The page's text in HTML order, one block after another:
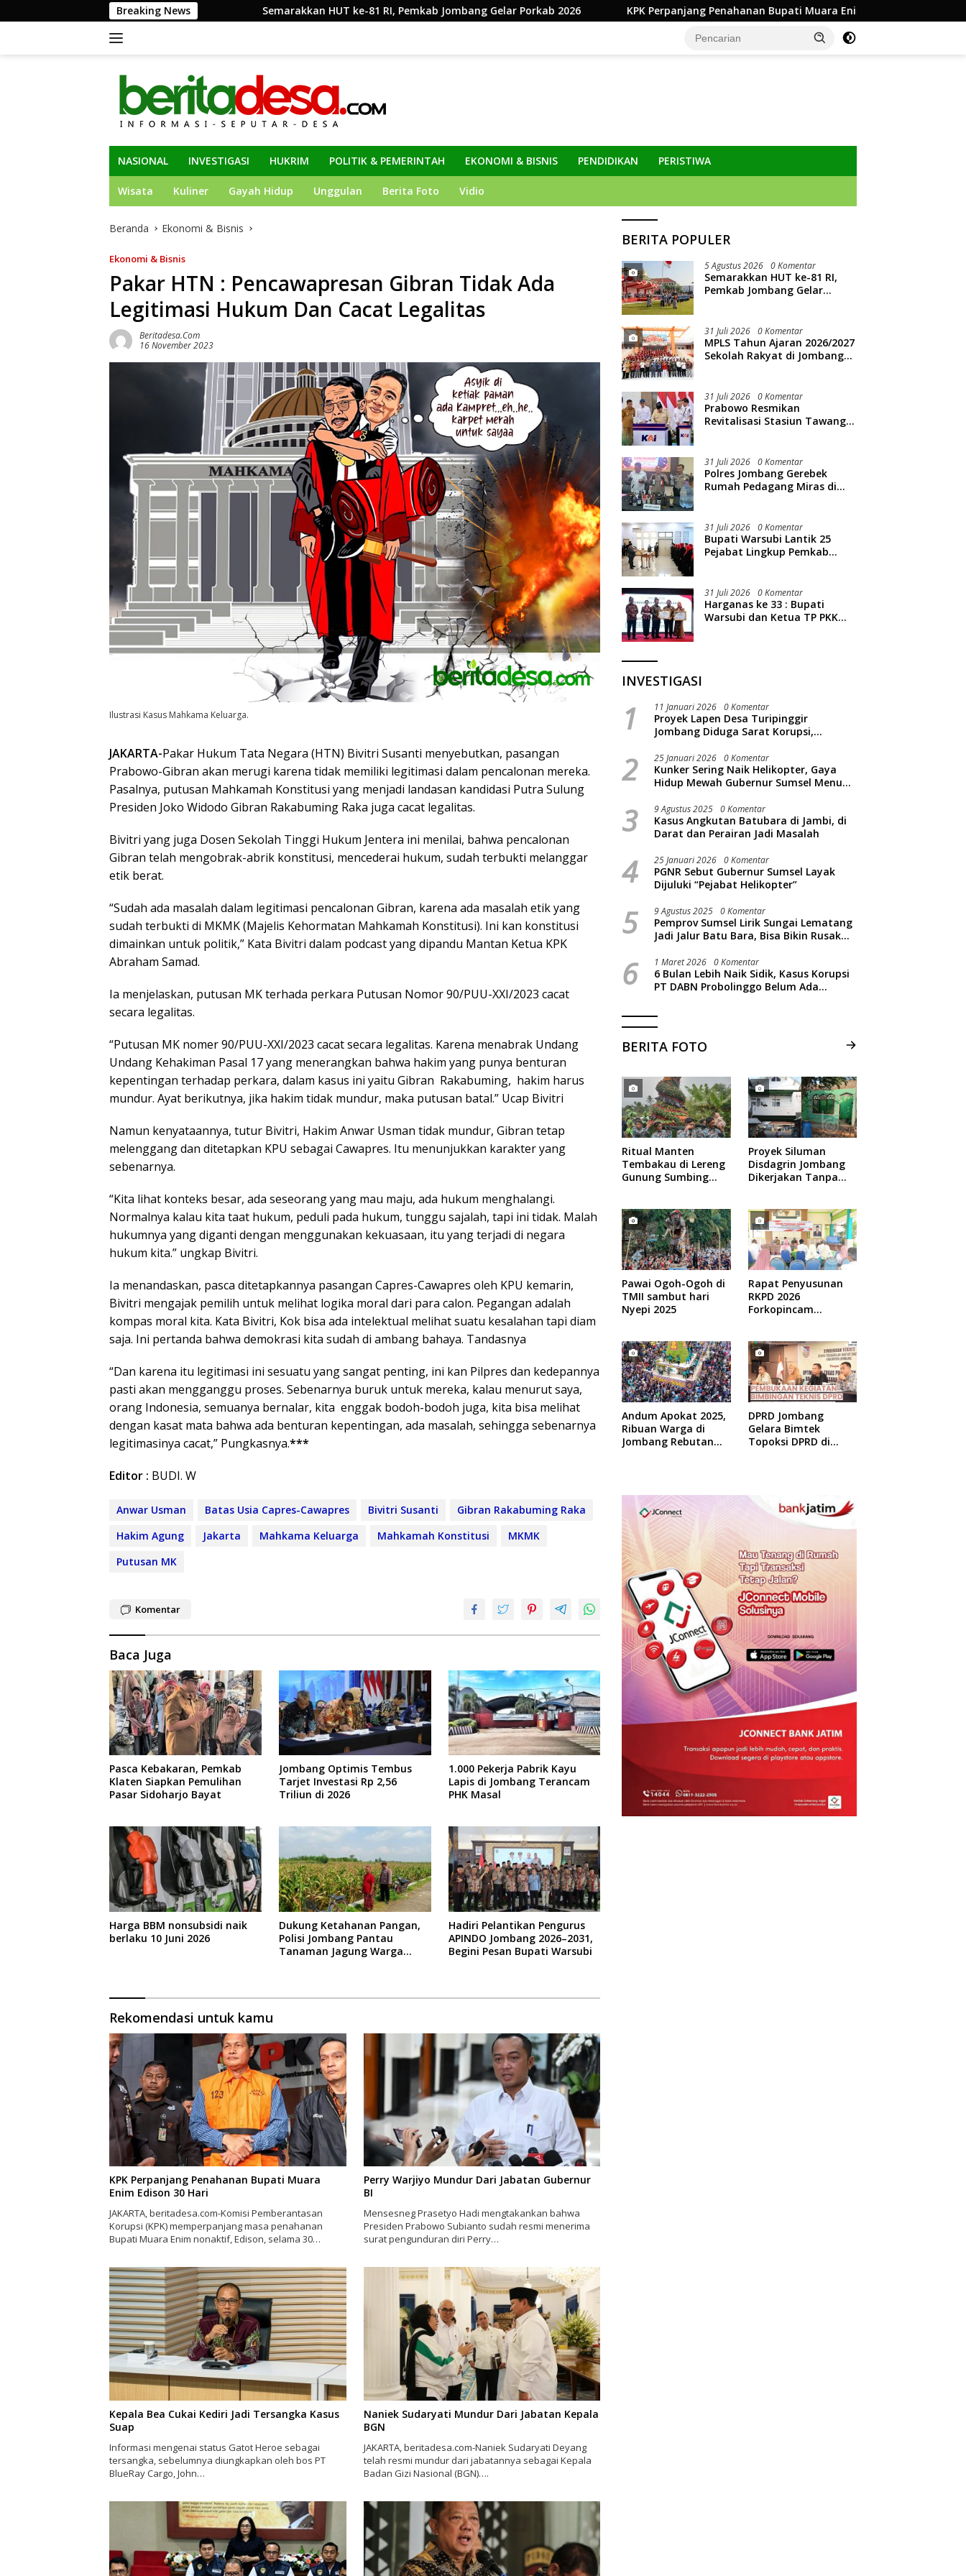
ke
Breaking News
Semarakkan HUT ke-81 RI, Pemkab Jombang Gelar Porkab 2026 KPK Perpanjang Penahanan Bupati Muara Enim Edison 30 Hari
NASIONAL INVESTIGASI HUKRIM POLITIK & PEMERINTAH EKONOMI & BISNIS PENDIDIKAN PERISTIWA
Wisata Kuliner Gayah Hidup Unggulan Berita Foto Vidio
Beranda Ekonomi & Bisnis
Ekonomi & Bisnis
Pakar HTN : Pencawapresan Gibran Tidak Ada
Legitimasi Hukum Dan Cacat Legalitas
Beritadesa.com
16 November 2023
Ilustrasi Kasus Mahkama Keluarga.
JAKARTA-Pakar Hukum Tata Negara (HTN) Bivitri Susanti menyebutkan, pasangan
Prabowo-Gibran akan merugi karena tidak memiliki legitimasi dalam pencalonan mereka.
Pasalnya, putusan Mahkamah Konstitusi yang menjadi landasan kandidasi Putra Sulung
Presiden Joko Widodo Gibran Rakabuming Raka juga cacat legalitas.
Bivitri yang juga Dosen Sekolah Tinggi Hukum Jentera ini menilai, bahwa pencalonan
Gibran telah mengobrak-abrik konstitusi, mencederai hukum, sudah terbukti melanggar
etik berat.
“Sudah ada masalah dalam legitimasi pencalonan Gibran, karena ada masalah etik yang
sudah terbukti di MKMK (Majelis Kehormatan Mahkamah Konstitusi). Ini kan konstitusi
dimainkan untuk politik,” Kata Bivitri dalam podcast yang dipandu Mantan Ketua KPK
Abraham Samad.
Ia menjelaskan, putusan MK terhada perkara Putusan Nomor 90/PUU-XXI/2023 cacat
secara legalitas.
“Putusan MK nomer 90/PUU-XXI/2023 cacat secara legalitas. Karena menabrak Undang
Undang Kehakiman Pasal 17 yang menerangkan bahwa hakim yang punya benturan
kepentingan terhadap perkara, dalam kasus ini yaitu Gibran Rakabuming, hakim harus
mundur. Ayat berikutnya, jika hakim tidak mundur, maka putusan batal.” Ucap Bivitri
Namun kenyataannya, tutur Bivitri, Hakim Anwar Usman tidak mundur, Gibran tetap
melenggang dan ditetapkan KPU sebagai Cawapres. Itu menunjukkan karakter yang
sebenarnya.
“Kita lihat konteks besar, ada seseorang yang mau maju, ada hukum menghalangi.
Normalnya kalau kita taat hukum, peduli pada hukum, tunggu sajalah, tapi ini tidak. Malah
hukumnya yang diganti dengan menggunakan kekuasaan, itu yang terjadi di negara
hukum kita.” ungkap Bivitri.
Ia menandaskan, pasca ditetapkannya pasangan Capres-Cawapres oleh KPU kemarin,
Bivitri mengajak pemilih untuk melihat logika moral dari para calon. Pegangan adalah
kompas moral kita. Kata Bivitri, Kok bisa ada intelektual melihat suatu kesalahan tapi diam
saja. Ini pertanda bahwa demokrasi kita sudah di ambang bahaya. Tandasnya
“Dan karena itu legitimasi ini sesuatu yang sangat penting, ini kan Pilpres dan kedepannya
pasti akan mengganggu proses. Sebenarnya buruk untuk mereka, kalau menurut saya,
orang Indonesia, semuanya bernalar, kita enggak bodoh-bodoh juga, kita bisa melihat
dengan kasat mata bahwa ada benturan kepentingan, ada masalah, sehingga sebenarnya
legitimasinya cacat,” Pungkasnya.***
Editor : BUDI. W
Anwar Usman Batas Usia Capres-Cawapres Bivitri Susanti
Gibran Rakabuming Raka
Hakim Agung
Jakarta Mahkama Keluarga Mahkamah Konstitusi
MKMK
Putusan MK
Komentar
Baca Juga
Pasca Kebakaran, Pemkab
Klaten Siapkan Pemulihan
Pasar Sidoharjo Bayat
Jombang Optimis Tembus
Tarjet Investasi Rp 2,56
Triliun di 2026
1.000 Pekerja Pabrik Kayu
Lapis di Jombang Terancam
PHK Masal
Harga BBM nonsubsidi naik
berlaku 10 Juni 2026
Dukung Ketahanan Pangan,
Polisi Jombang Pantau
Tanaman Jagung Warga
Hadiri Pelantikan Pengurus
APINDO Jombang 2026–2031,
Begini Pesan Bupati Warsubi
Rekomendasi untuk kamu
KPK Perpanjang Penahanan Bupati Muara
Enim Edison 30 Hari
JAKARTA, beritadesa.com-Komisi Pemberantasan
Korupsi (KPK) memperpanjang masa penahanan
Bupati Muara Enim nonaktif, Edison, selama 30…
Perry Warjiyo Mundur Dari Jabatan Gubernur
BI
Mensesneg Prasetyo Hadi mengtakankan bahwa
Presiden Prabowo Subianto sudah resmi menerima
surat pengunduran diri Perry…
Kepala Bea Cukai Kediri Jadi Tersangka Kasus
Suap
Informasi mengenai status Gatot Heroe sebagai
tersangka, sebelumnya diungkapkan oleh bos PT
BlueRay Cargo, John…
Naniek Sudaryati Mundur Dari Jabatan Kepala
BGN
JAKARTA, beritadesa.com-Naniek Sudaryati Deyang
telah resmi mundur dari jabatannya sebagai Kepala
Badan Gizi Nasional (BGN)….
BERITA POPULER
5 Agustus 2026 0 Komentar
Semarakkan HUT ke-81 RI,
Pemkab Jombang Gelar
31 Juli 2026 0 Komentar
MPLS Tahun Ajaran 2026/2027
Sekolah Rakyat di Jombang
31 Juli 2026 0 Komentar
Prabowo Resmikan
Revitalisasi Stasiun Tawang
31 Juli 2026 0 Komentar
Polres Jombang Gerebek
Rumah Pedagang Miras di
31 Juli 2026 0 Komentar
Bupati Warsubi Lantik 25
Pejabat Lingkup Pemkab
31 Juli 2026 0 Komentar
Harganas ke 33 : Bupati
Warsubi dan Ketua TP PKK
INVESTIGASI
1 11 Januari 2026 0 Komentar
Proyek Lapen Desa Turipinggir
Jombang Diduga Sarat Korupsi,
2 25 Januari 2026 0 Komentar
Kunker Sering Naik Helikopter, Gaya
Hidup Mewah Gubernur Sumsel Menuai
3 9 Agustus 2025 0 Komentar
Kasus Angkutan Batubara di Jambi, di
Darat dan Perairan Jadi Masalah
4 25 Januari 2026 0 Komentar
PGNR Sebut Gubernur Sumsel Layak
Dijuluki “Pejabat Helikopter”
5 9 Agustus 2025 0 Komentar
Pemprov Sumsel Lirik Sungai Lematang
Jadi Jalur Batu Bara, Bisa Bikin Rusak
6 1 Maret 2026 0 Komentar
6 Bulan Lebih Naik Sidik, Kasus Korupsi
PT DABN Probolinggo Belum Ada
BERITA FOTO
Ritual Manten
Tembakau di Lereng
Gunung Sumbing
Proyek Siluman
Disdagrin Jombang
Dikerjakan Tanpa
Pawai Ogoh-Ogoh di
TMII sambut hari
Nyepi 2025
Rapat Penyusunan
RKPD 2026
Forkopincam
Andum Apokat 2025,
Ribuan Warga di
Jombang Rebutan
DPRD Jombang
Gelara Bimtek
Topoksi DPRD di